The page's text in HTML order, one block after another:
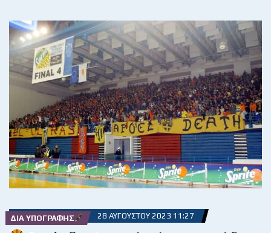
ΔΙΑ ΥΠΟΓΡΑΦΉΣ 28 ΑΥΓΟΎΣΤΟΥ 2023 11:27